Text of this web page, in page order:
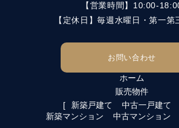
【営業時間】10:00-
【定休日】毎週水曜日・第一第
お問い合わせ
ホーム
販売物件
新築戸建て
中古一戸建て
新築マンション
中古マンション